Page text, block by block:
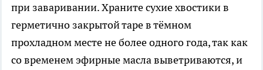
при заваривании. Храните сухие хвостики в
герметично закрытой таре в тёмном
прохладном месте не более одного года, так как
со временем эфирные масла выветриваются, и